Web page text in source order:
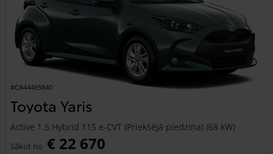
#CA44465840
Toyota Yaris
Active 1.5 Hybrid 115 e-CVT (Priekšējā piedziņa) (68 kW)
Sākot no € 22 670